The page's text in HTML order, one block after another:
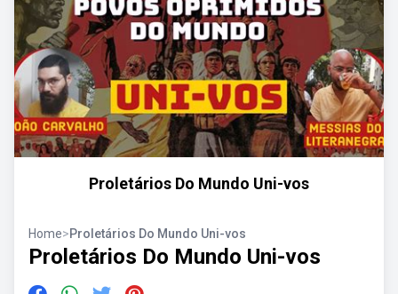
Proletários Do Mundo Uni-vos
Home>Proletários Do Mundo Uni-vos
Proletários Do Mundo Uni-vos